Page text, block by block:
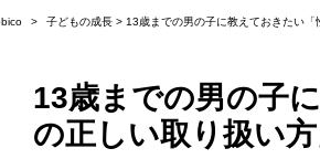
子どもの成長 > 13歳までの男の子に教えておきたい「
13歳までの男の子
の正しい取り扱い方